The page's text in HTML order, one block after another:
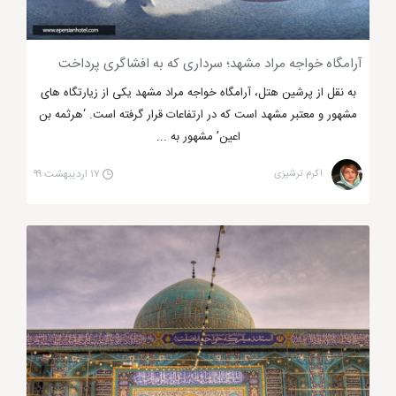
امام زاده یحیی مشهد
خواجه ربیع مهم ترین بقعه متبرک در مشهد
آرامگاه خواجه مراد مشهد؛ سرداری که به افشاگری پرداخت
به نقل از پرشین هتل، آرامگاه خواجه مراد مشهد یکی از زیارتگاه های
مشهور و معتبر مشهد است که در ارتفاعات قرار گرفته است. ‘هرثمه بن
اعین’ مشهور به ...
اکرم ترشیزی ۱۷ اردیبهشت ۹۹